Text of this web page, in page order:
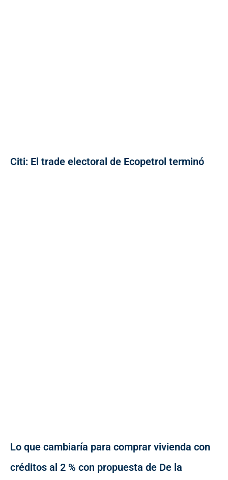
Citi: El trade electoral de Ecopetrol terminó
Lo que cambiaría para comprar vivienda con
créditos al 2 % con propuesta de De la